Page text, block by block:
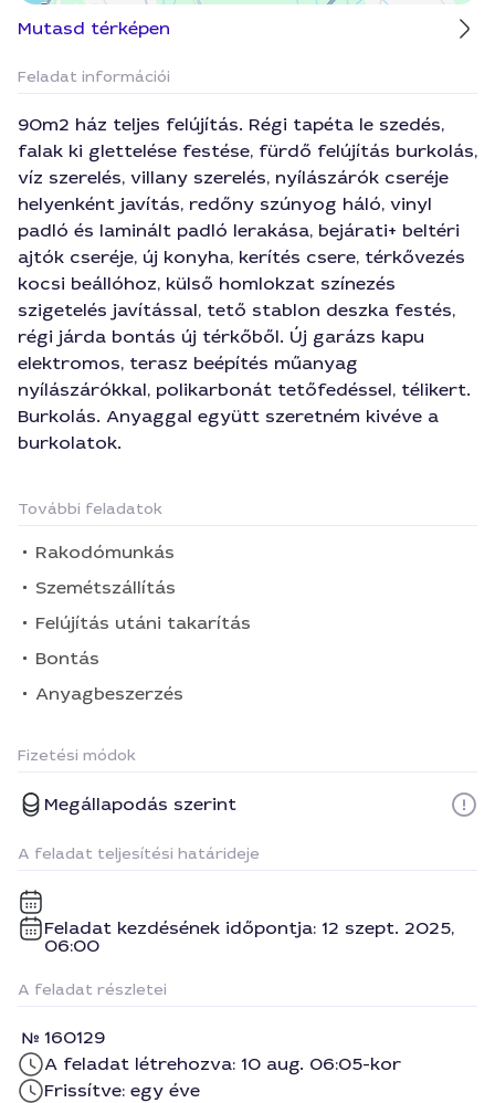
Mutasd térképen
Feladat információi
90m2 ház teljes felújítás. Régi tapéta le szedés,
falak ki glettelése festése, fürdő felújítás burkolás,
víz szerelés, villany szerelés, nyílászárók cseréje
helyenként javítás, redőny szúnyog háló, vinyl
padló és laminált padló lerakása, bejárati+ beltéri
ajtók cseréje, új konyha, kerítés csere, térkővezés
kocsi beállóhoz, külső homlokzat színezés
szigetelés javítással, tető stablon deszka festés,
régi járda bontás új térkőből. Új garázs kapu
elektromos, terasz beépítés műanyag
nyílászárókkal, polikarbonát tetőfedéssel, télikert.
Burkolás. Anyaggal együtt szeretném kivéve a
burkolatok.
További feladatok
Rakodómunkás
Szemétszállítás
Felújítás utáni takarítás
Bontás
Anyagbeszerzés
Fizetési módok
Megállapodás szerint
A feladat teljesítési határideje
Feladat kezdésének időpontja: 12 szept. 2025,
06:00
A feladat részletei
160129
A feladat létrehozva: 10 aug. 06:05-kor
Frissítve: egy éve